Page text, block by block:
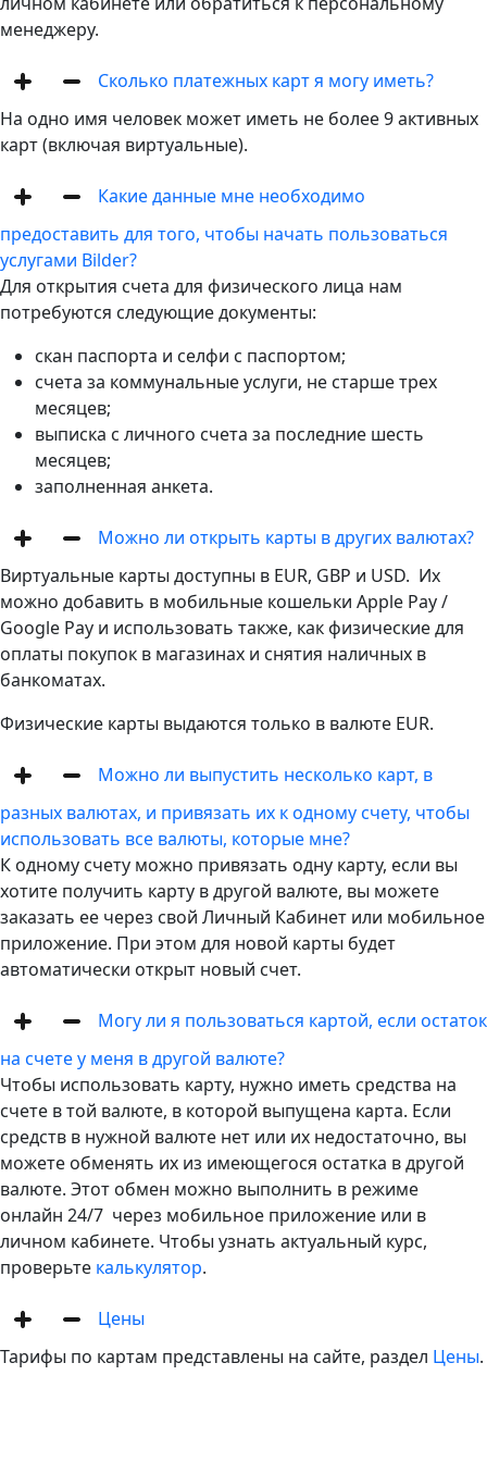
менеджеру.
Сколько платежных карт я могу иметь?
На одно имя человек может иметь не более 9 активных
карт (включая виртуальные).
Какие данные мне необходимо
предоставить для того, чтобы начать пользоваться
услугами Bilder?
Для открытия счета для физического лица нам
потребуются следующие документы:
скан паспорта и селфи с паспортом;
счета за коммунальные услуги, не старше трех
месяцев;
выписка с личного счета за последние шесть
месяцев;
заполненная анкета.
Можно ли открыть карты в других валютах?
Виртуальные карты доступны в EUR, GBP и USD. Их
можно добавить в мобильные кошельки Apple Pay /
Google Pay и использовать также, как физические для
оплаты покупок в магазинах и снятия наличных в
банкоматах.
Физические карты выдаются только в валюте EUR.
Можно ли выпустить несколько карт, в
разных валютах, и привязать их к одному счету, чтобы
использовать все валюты, которые мне?
К одному счету можно привязать одну карту, если вы
хотите получить карту в другой валюте, вы можете
заказать ее через свой Личный Кабинет или мобильное
приложение. При этом для новой карты будет
автоматически открыт новый счет.
Могу ли я пользоваться картой, если остаток
на счете у меня в другой валюте?
Чтобы использовать карту, нужно иметь средства на
счете в той валюте, в которой выпущена карта. Если
средств в нужной валюте нет или их недостаточно, вы
можете обменять их из имеющегося остатка в другой
валюте. Этот обмен можно выполнить в режиме
онлайн 24/7 через мобильное приложение или в
личном кабинете. Чтобы узнать актуальный курс,
проверьте калькулятор.
Цены
Тарифы по картам представлены на сайте, раздел Цены.